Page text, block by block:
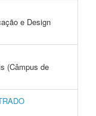
e Design
(Câmpus de